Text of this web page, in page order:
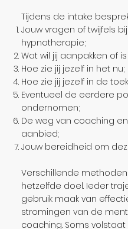
Tijdens de intake
Jouw vragen of twijfels
hypnotherapie;
Wat wil jij aanpakken of
Hoe zie jij jezelf in het nu;
Hoe zie jij jezelf in de
Eventueel de eerdere
ondernomen;
De weg van coaching
aanbied;
Jouw bereidheid om
Verschillende
hetzelfde doel. Ieder
gebruik maak van
stromingen van de
coaching. Soms